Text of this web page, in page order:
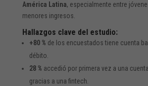
América Latina, especialmente entre
menores ingresos.
Hallazgos clave del estudio:
+80 % de los encuestados tiene cuenta
débito.
28 % accedió por primera vez a una
gracias a una fintech.